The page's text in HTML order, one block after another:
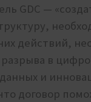
GDC —
действий,
в
и
договор